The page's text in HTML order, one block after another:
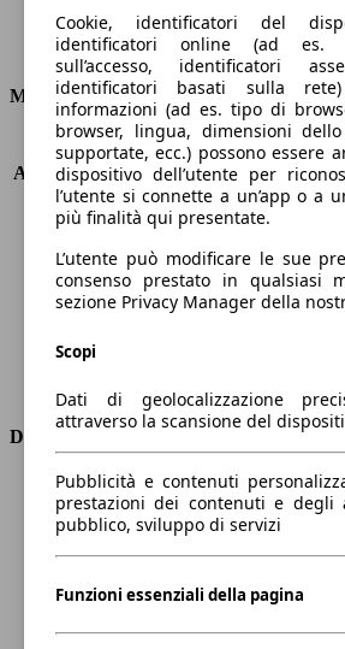
Consumi
Motore e Prestazioni
KW (PS)
143 kW (195
Accelerazione (0-100 km/h)
8.8s
Velocità massima (km/h)
202 km/h
Numero di marce
9
Coppia
450 nm
Cilindrata
2184 ccm
Carburante
Diesel
Trasmissione
Dimensioni
Lunghezza
4620 mm
Altezza
1680 mm
Larghezza
Peso massimo
-
Cookie, identificatori del
identificatori online (ad es.
sull’accesso, identificatori
identificatori basati sulla
informazioni (ad es. tipo di
browser, lingua, dimensioni
supportate, ecc.) possono essere
dispositivo dell’utente per
l’utente si connette a un’app o a
più finalità qui presentate.
L’utente può modificare le sue
consenso prestato in qualsiasi
sezione Privacy Manager della
Scopi
Dati di geolocalizzazione
attraverso la scansione del
Pubblicità e contenuti
prestazioni dei contenuti e degli
pubblico, sviluppo di servizi
Funzioni essenziali della pagina